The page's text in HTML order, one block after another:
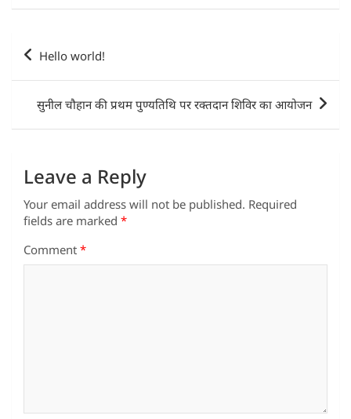
at
s
A
p
p
c
e
b
o
o
ittk
n
ai ar
Post
navigation
Hello world!
सुनील चौहान की प्रथम पुण्यतिथि पर रक्तदान शिविर का आयोजन
Leave a Reply
Your email address will not be published. Required
fields are marked *
Comment *